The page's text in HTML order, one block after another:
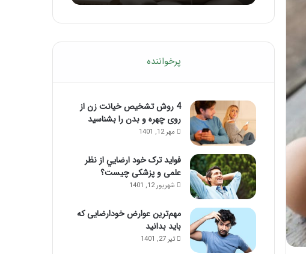
پرخواننده
4 روش تشخیص خیانت زن از
روی چهره و بدن را بشناسید
مهر 12, 1401
فواید ترک خود ارضايي از نظر
علمی و پزشکی چیست؟
شهریور 12, 1401
مهم‌ترین عوارض خودارضایی که
باید بدانید
تیر 27, 1401